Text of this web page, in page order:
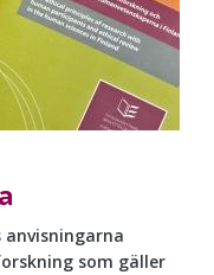
anvisningarna
som gäller